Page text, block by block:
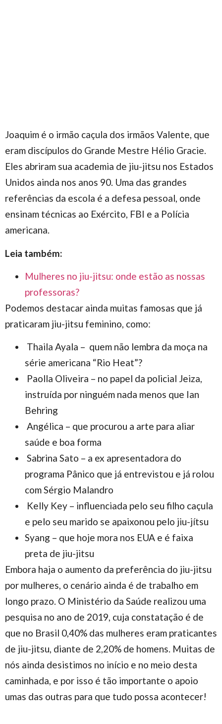
Joaquim é o irmão caçula dos irmãos Valente, que
eram discípulos do Grande Mestre Hélio Gracie.
Eles abriram sua academia de jiu-jitsu nos Estados
Unidos ainda nos anos 90. Uma das grandes
referências da escola é a defesa pessoal, onde
ensinam técnicas ao Exército, FBI e a Polícia
americana.
Leia também:
Mulheres no jiu-jitsu: onde estão as nossas
professoras?
Podemos destacar ainda muitas famosas que já
praticaram jiu-jitsu feminino, como:
Thaila Ayala – quem não lembra da moça na
série americana “Rio Heat”?
Paolla Oliveira – no papel da policial Jeiza,
instruída por ninguém nada menos que Ian
Behring
Angélica – que procurou a arte para aliar
saúde e boa forma
Sabrina Sato – a ex apresentadora do
programa Pânico que já entrevistou e já rolou
com Sérgio Malandro
Kelly Key – influenciada pelo seu filho caçula
e pelo seu marido se apaixonou pelo jiu-jítsu
Syang – que hoje mora nos EUA e é faixa
preta de jiu-jitsu
Embora haja o aumento da preferência do jiu-jitsu
por mulheres, o cenário ainda é de trabalho em
longo prazo. O Ministério da Saúde realizou uma
pesquisa no ano de 2019, cuja constatação é de
que no Brasil 0,40% das mulheres eram praticantes
de jiu-jitsu, diante de 2,20% de homens. Muitas de
nós ainda desistimos no início e no meio desta
caminhada, e por isso é tão importante o apoio
umas das outras para que tudo possa acontecer!